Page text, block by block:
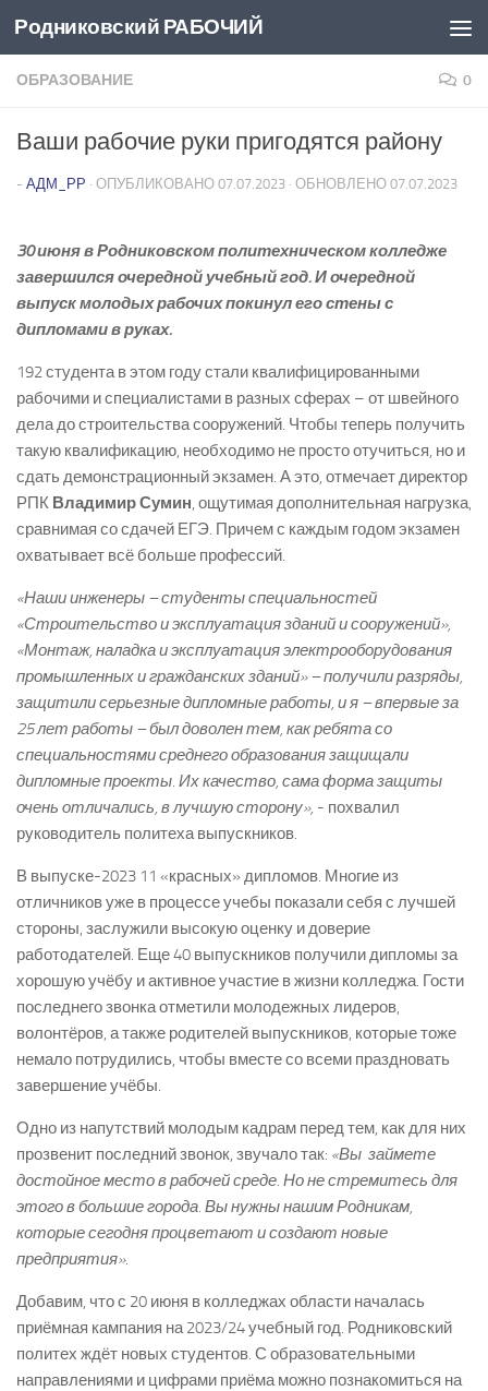
Перейти к содержимому
Родниковский РАБОЧИЙ
ОБРАЗОВАНИЕ 0
Ваши рабочие руки пригодятся району
- АДМ_РР · ОПУБЛИКОВАНО 07.07.2023 · ОБНОВЛЕНО 07.07.2023
30 июня в Родниковском политехническом колледже
завершился очередной учебный год. И очередной
выпуск молодых рабочих покинул его стены с
дипломами в руках.
192 студента в этом году стали квалифицированными
рабочими и специалистами в разных сферах – от швейного
дела до строительства сооружений. Чтобы теперь получить
такую квалификацию, необходимо не просто отучиться, но и
сдать демонстрационный экзамен. А это, отмечает директор
РПК Владимир Сумин, ощутимая дополнительная нагрузка,
сравнимая со сдачей ЕГЭ. Причем с каждым годом экзамен
охватывает всё больше профессий.
«Наши инженеры – студенты специальностей
«Строительство и эксплуатация зданий и сооружений»,
«Монтаж, наладка и эксплуатация электрооборудования
промышленных и гражданских зданий» – получили разряды,
защитили серьезные дипломные работы, и я – впервые за
25 лет работы – был доволен тем, как ребята со
специальностями среднего образования защищали
дипломные проекты. Их качество, сама форма защиты
очень отличались, в лучшую сторону», ­- похвалил
руководитель политеха выпускников.
В выпуске­-2023 11 «красных» дипломов. Многие из
отличников уже в процессе учебы показали себя с лучшей
стороны, заслужили высокую оценку и доверие
работодателей. Еще 40 выпускников получили дипломы за
хорошую учёбу и активное участие в жизни колледжа. Гости
последнего звонка отметили молодежных лидеров,
волонтёров, а также родителей выпускников, которые тоже
немало потрудились, чтобы вместе со всеми праздновать
завершение учёбы.
Одно из напутствий молодым кадрам перед тем, как для них
прозвенит последний звонок, звучало так: «Вы займете
достойное место в рабочей среде. Но не стремитесь для
этого в большие города. Вы нужны нашим Родникам,
которые сегодня процветают и создают новые
предприятия».
Добавим, что с 20 июня в колледжах области началась
приёмная кампания на 2023/24 учебный год. Родниковский
политех ждёт новых студентов. С образовательными
направлениями и цифрами приёма можно познакомиться на